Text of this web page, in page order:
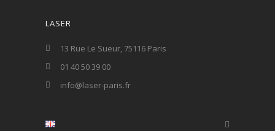
LASER
13 Rue Le Sueur, 75116 Paris
01 40 50 39 00
info@laser-paris.fr